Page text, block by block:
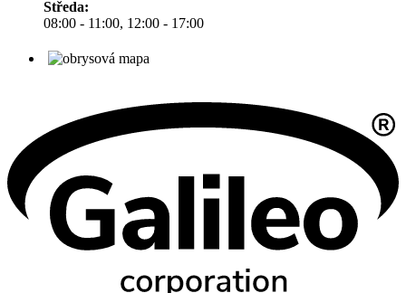
Středa:
08:00 - 11:00, 12:00 - 17:00